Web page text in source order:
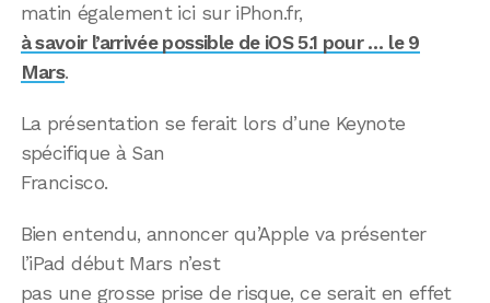
matin également ici sur iPhon.fr,
à savoir l’arrivée possible de iOS 5.1 pour … le 9
Mars.
La présentation se ferait lors d’une Keynote
spécifique à San
Francisco.
Bien entendu, annoncer qu’Apple va présenter
l’iPad début Mars n’est
pas une grosse prise de risque, ce serait en effet